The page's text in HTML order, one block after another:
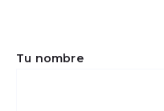
Tu nombre